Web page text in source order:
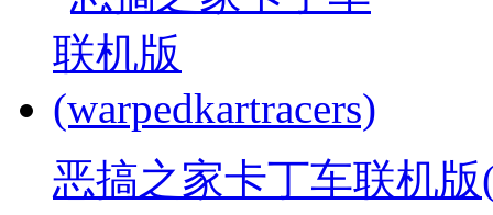
恶搞之家卡丁车联机版